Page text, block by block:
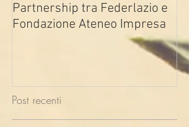
Partnership tra Federlazio e
Fondazione Ateneo Impresa
Post recenti